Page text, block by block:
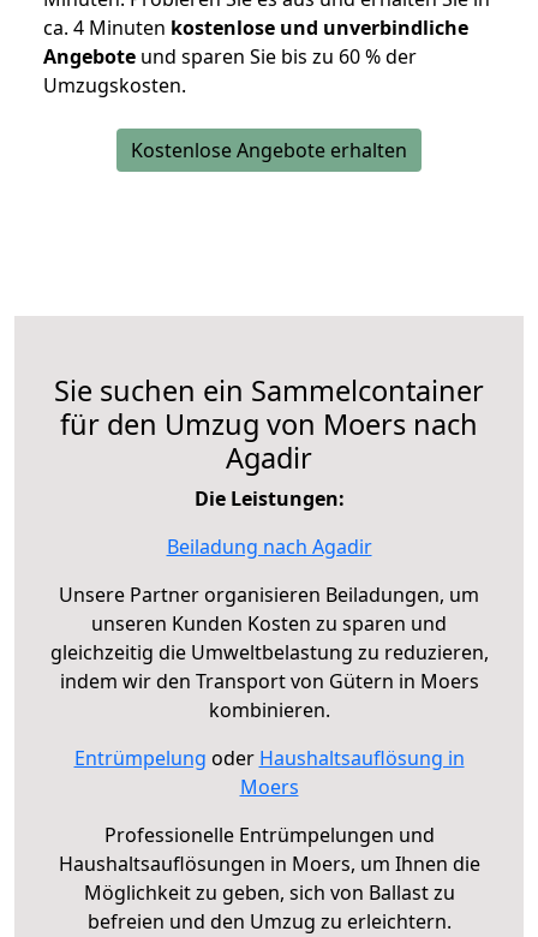
ca. 4 Minuten kostenlose und unverbindliche
Angebote und sparen Sie bis zu 60 % der
Umzugskosten.
Kostenlose Angebote erhalten
Sie suchen ein Sammelcontainer
für den Umzug von Moers nach
Agadir
Die Leistungen:
Beiladung nach Agadir
Unsere Partner organisieren Beiladungen, um
unseren Kunden Kosten zu sparen und
gleichzeitig die Umweltbelastung zu reduzieren,
indem wir den Transport von Gütern in Moers
kombinieren.
Entrümpelung oder Haushaltsauflösung in
Moers
Professionelle Entrümpelungen und
Haushaltsauflösungen in Moers, um Ihnen die
Möglichkeit zu geben, sich von Ballast zu
befreien und den Umzug zu erleichtern.